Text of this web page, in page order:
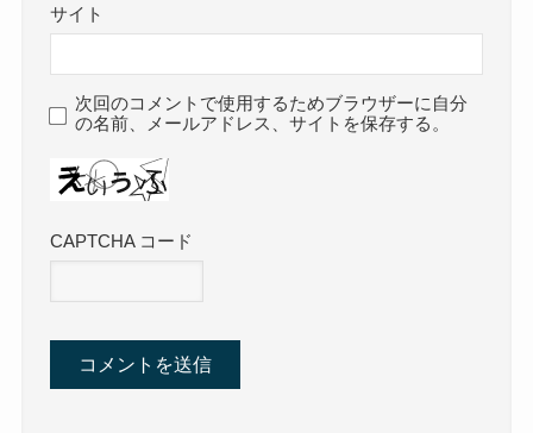
サイト
次回のコメントで使用するためブラウザーに自分
の名前、メールアドレス、サイトを保存する。
CAPTCHA コード